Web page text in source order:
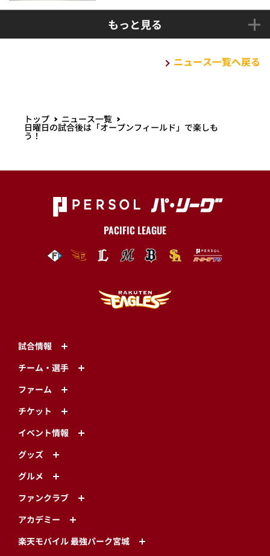
もっと見る
ニュース一覧へ戻る
トップ ニュース一覧
日曜日の試合後は「オープンフィールド」で楽しも
う！
PACIFIC LEAGUE
試合情報
チーム・選手
ファーム
チケット
イベント情報
グッズ
グルメ
ファンクラブ
アカデミー
楽天モバイル 最強パーク宮城